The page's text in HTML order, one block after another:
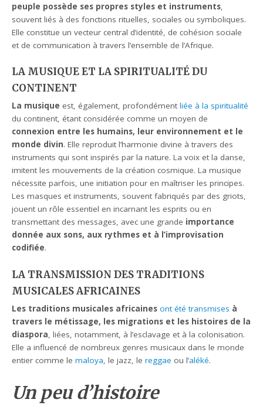
peuple possède ses propres styles et instruments,
souvent liés à des fonctions rituelles, sociales ou symboliques.
Elle constitue un vecteur central d’identité, de cohésion sociale
et de communication à travers l’ensemble de l’Afrique.
LA MUSIQUE ET LA SPIRITUALITÉ DU
CONTINENT
La musique est, également, profondémentliée à la spiritualité
du continent, étant considérée comme un moyen de
connexion entre les humains, leur environnement et le
monde divin. Elle reproduit l’harmonie divine à travers des
instruments qui sont inspirés par la nature. La voix et la danse,
imitent les mouvements de la création cosmique. La musique
nécessite parfois, une initiation pour en maîtriser les principes.
Les masques et instruments, souvent fabriqués par des griots,
jouent un rôle essentiel en incarnant les esprits ou en
transmettant des messages, avec une grande importance
donnée aux sons, aux rythmes et à l’improvisation
codifiée.
LA TRANSMISSION DES TRADITIONS
MUSICALES AFRICAINES
Les traditions musicales africainesont été transmises à
travers le métissage, les migrations et les histoires de la
diaspora , liées, notamment, à l’esclavage et à la colonisation.
Elle a influencé de nombreux genres musicaux dans le monde
entier comme lemaloya , le jazz, lereggae ou l’aléké.
Un peu d’histoire